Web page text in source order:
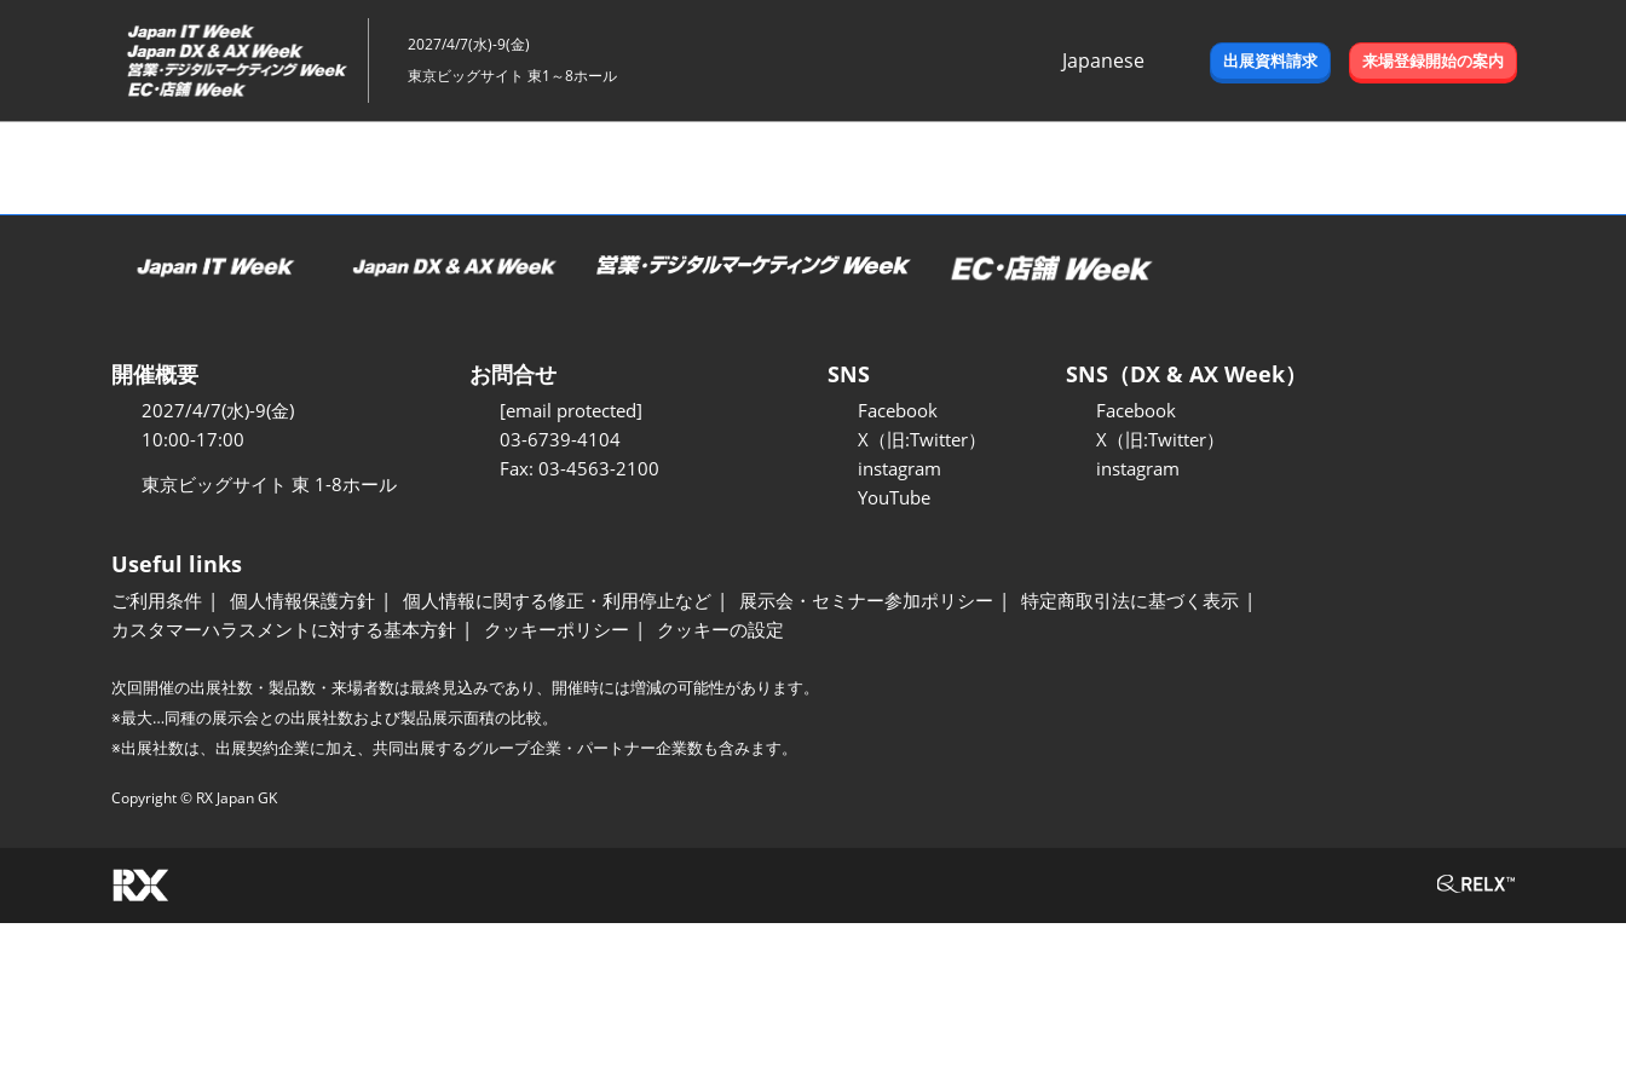
ッ
2027/4/7(水)-9(金)
東京ビッグサイト 東1～8ホール
Japanese
出展資料請求 来場登録開始の案内
開催概要
2027/4/7(水)-9(金)
10:00-17:00
東京ビッグサイト 東 1-8ホール
お問合せ
[email protected]
03-6739-4104
Fax: 03-4563-2100
SNS
Facebook
X（旧:Twitter）
instagram
YouTube
SNS（DX & AX Week）
Facebook
X（旧:Twitter）
instagram
Useful links
ご利用条件 個人情報保護方針 個人情報に関する修正・利用停止など 展示会・セミナー参加ポリシー
特定商取引法に基づく表示
カスタマーハラスメントに対する基本方針
クッキーポリシー クッキーの設定
次回開催の出展社数・製品数・来場者数は最終見込みであり、開催時には増減の可能性があります。
※最大…同種の展示会との出展社数および製品展示面積の比較。
※出展社数は、出展契約企業に加え、共同出展するグループ企業・パートナー企業数も含みます。
Copyright © RX Japan GK